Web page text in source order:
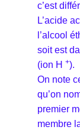
c’est
L’acide
l’alcool
soit est
(ion H +).
On note
qu’on
premier
membre